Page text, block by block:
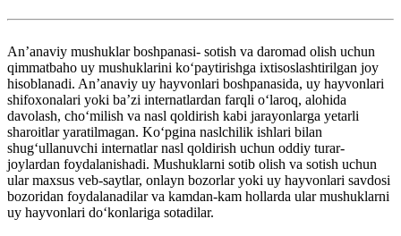
Anʼanaviy mushuklar boshpanasi- sotish va daromad olish uchun
qimmatbaho uy mushuklarini koʻpaytirishga ixtisoslashtirilgan joy
hisoblanadi. Anʼanaviy uy hayvonlari boshpanasida, uy hayvonlari
shifoxonalari yoki baʼzi internatlardan farqli oʻlaroq, alohida
davolash, choʻmilish va nasl qoldirish kabi jarayonlarga yetarli
sharoitlar yaratilmagan. Koʻpgina naslchilik ishlari bilan
shugʻullanuvchi internatlar nasl qoldirish uchun oddiy turar-
joylardan foydalanishadi. Mushuklarni sotib olish va sotish uchun
ular maxsus veb-saytlar, onlayn bozorlar yoki uy hayvonlari savdosi
bozoridan foydalanadilar va kamdan-kam hollarda ular mushuklarni
uy hayvonlari doʻkonlariga sotadilar.